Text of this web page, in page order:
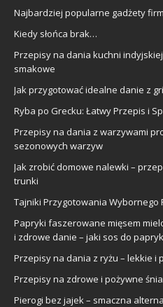
Najbardziej popularne gadżety
Kiedy słońca brak…
Przepisy na dania kuchni
smakowe
Jak przygotować idealne danie z
Ryba po Grecku: Łatwy Przepis i
Przepisy na dania z warzywami
sezonowych warzyw
Jak zrobić domowe nalewki –
trunki
Tajniki Przygotowania Wybornego
Papryki faszerowane mięsem
i zdrowe danie – jaki sos do
Przepisy na dania z ryżu – lekkie i
Przepisy na zdrowe i pożywne
Pierogi bez jajek – smaczna